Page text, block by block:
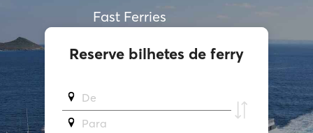
Fast Ferries
Reserve bilhetes de ferry
De
Para